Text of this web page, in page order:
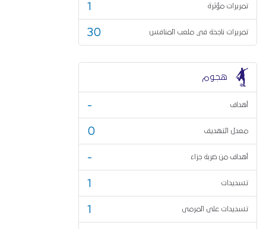
تمريرات مؤثرة 1
تمريرات ناجحة في ملعب المنافس 30
هجوم
أهداف -
معدل التهديف 0
أهداف من ضربة جزاء -
تسديدات 1
تسديدات على المرمى 1